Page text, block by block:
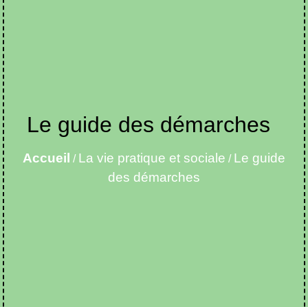
Le guide des démarches
Accueil / La vie pratique et sociale / Le guide
des démarches